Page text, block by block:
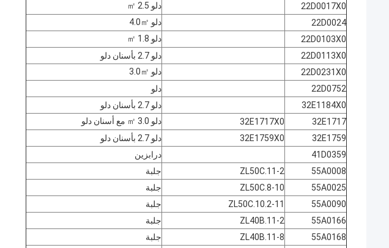
22D0017X0
دلو 2.5 ㎡
22D0024
دلو 4.0㎡
22D0103X0
دلو 1.8 ㎡
22D0113X0
دلو 2.7 بأسنان دلو
22D0231X0
دلو 3.0㎡
22D0752
دلو
32E1184X0
دلو 2.7 بأسنان دلو
32E1717
32E1717X0
دلو 3.0 ㎡ مع أسنان دلو
32E1759
32E1759X0
دلو 2.7 بأسنان دلو
41D0359
درابزين
55A0008
ZL50C.11-2
جلبة
55A0025
ZL50C.8-10
جلبة
55A0090
ZL50C.10.2-11
جلبة
55A0166
ZL40B.11-2
جلبة
55A0168
ZL40B.11-8
جلبة